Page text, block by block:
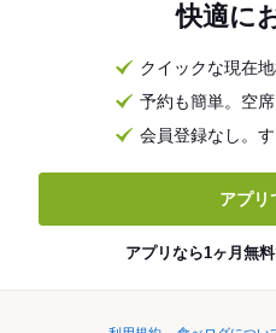
快適に
クイックな現在
予約も簡単。空
会員登録なし。
アプリ
アプリなら1ヶ月無